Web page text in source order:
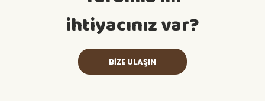
ihtiyacınız var?
BİZE ULAŞIN